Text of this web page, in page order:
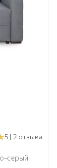
5 | 2 отзыва
серый